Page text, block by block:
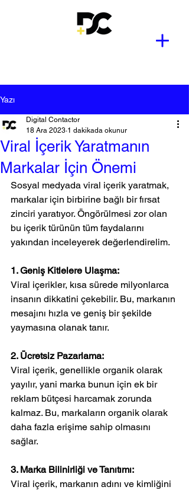
Yazı
Viral İçerik Yaratmanın
Markalar İçin Önemi
Digital Contactor
18 Ara 2023 1 dakikada okunur
Sosyal medyada viral içerik yaratmak,
markalar için birbirine bağlı bir fırsat
zinciri yaratıyor. Öngörülmesi zor olan
bu içerik türünün tüm faydalarını
yakından inceleyerek değerlendirelim.
1. Geniş Kitlelere Ulaşma:
Viral içerikler, kısa sürede milyonlarca
insanın dikkatini çekebilir. Bu, markanın
mesajını hızla ve geniş bir şekilde
yaymasına olanak tanır.
2. Ücretsiz Pazarlama:
Viral içerik, genellikle organik olarak
yayılır, yani marka bunun için ek bir
reklam bütçesi harcamak zorunda
kalmaz. Bu, markaların organik olarak
daha fazla erişime sahip olmasını
sağlar.
3. Marka Bilinirliği ve Tanıtımı:
Viral içerik, markanın adını ve kimliğini